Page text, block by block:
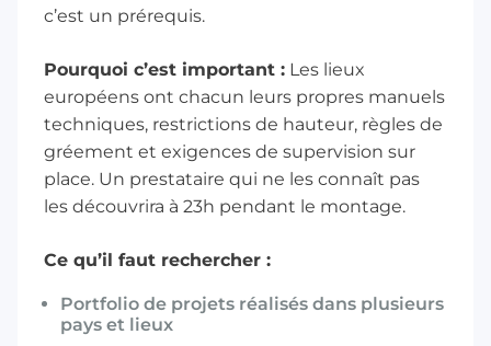
c’est un prérequis.
Pourquoi c’est important : Les lieux
européens ont chacun leurs propres manuels
techniques, restrictions de hauteur, règles de
gréement et exigences de supervision sur
place. Un prestataire qui ne les connaît pas
les découvrira à 23h pendant le montage.
Ce qu’il faut rechercher :
Portfolio de projets réalisés dans plusieurs
pays et lieux